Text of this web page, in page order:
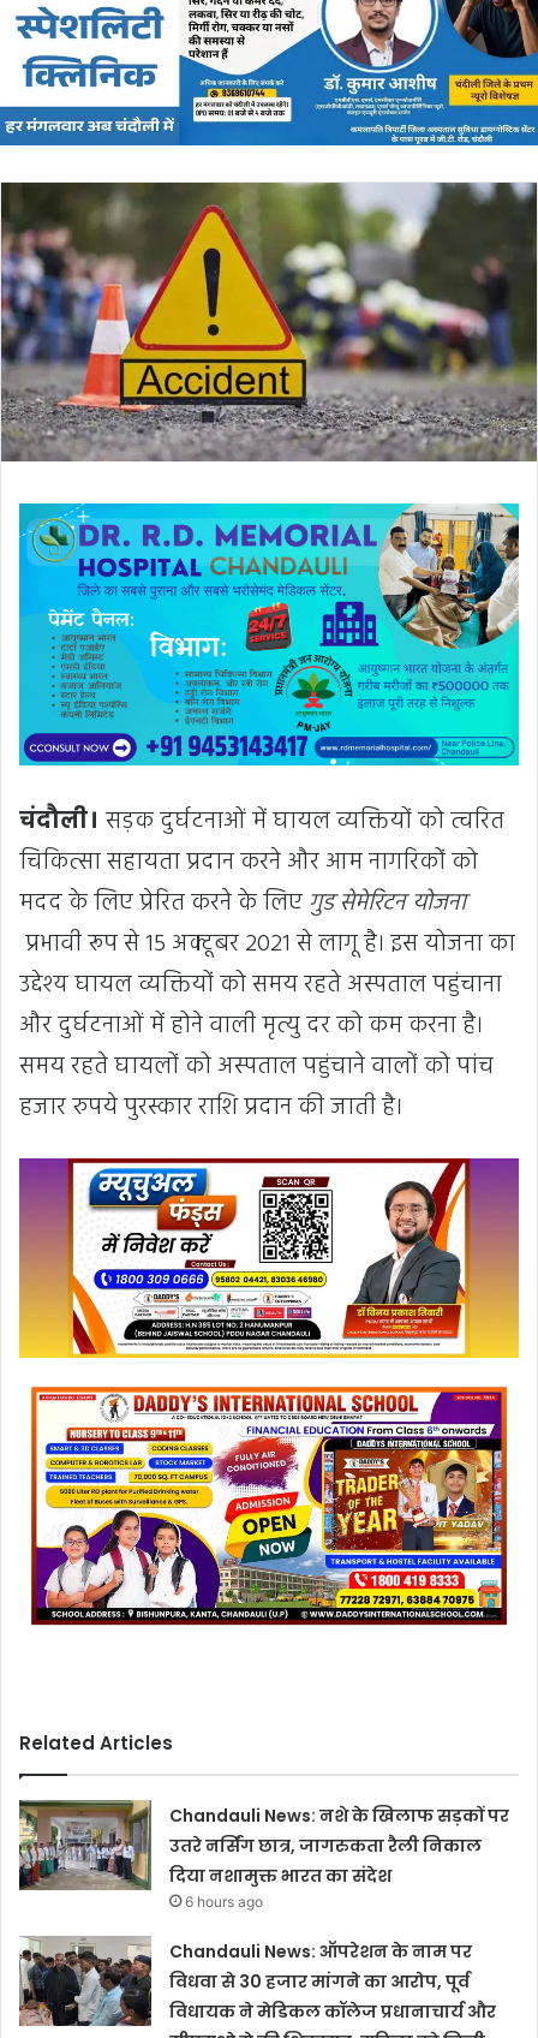
चंदौली। सड़क दुर्घटनाओं में घायल व्यक्तियों को त्वरित
चिकित्सा सहायता प्रदान करने और आम नागरिकों को
मदद के लिए प्रेरित करने के लिएगुड सेमेरिटन योजना
प्रभावी रूप से 15 अक्टूबर 2021 से लागू है। इस योजना का
उद्देश्य घायल व्यक्तियों को समय रहते अस्पताल पहुंचाना
और दुर्घटनाओं में होने वाली मृत्यु दर को कम करना है।
समय रहते घायलों को अस्पताल पहुंचाने वालों को पांच
हजार रुपये पुरस्कार राशि प्रदान की जाती है।
Related Articles
Chandauli News: नशे के खिलाफ सड़कों पर
उतरे नर्सिंग छात्र, जागरुकता रैली निकाल
दिया नशामुक्त भारत का संदेश
6 hours ago
Chandauli News: ऑपरेशन के नाम पर
विधवा से 30 हजार मांगने का आरोप, पूर्व
विधायक ने मेडिकल कॉलेज प्रधानाचार्य और